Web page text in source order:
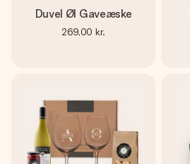
Duvel Øl Gaveæske
269,00 kr.